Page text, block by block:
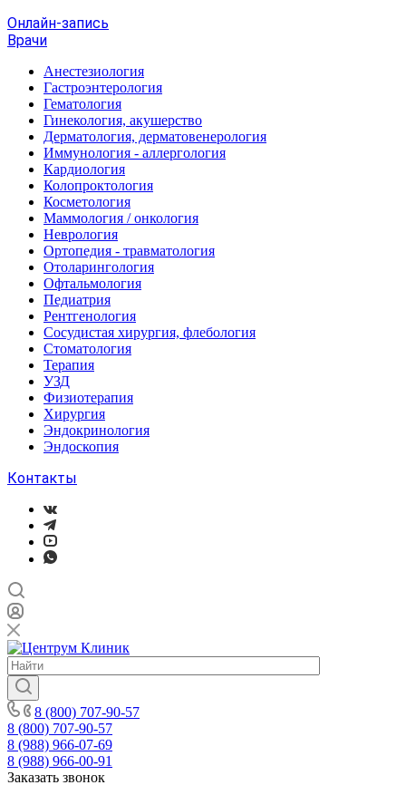
Онлайн-запись
Врачи
Анестезиология
Гастроэнтерология
Гематология
Гинекология, акушерство
Дерматология, дерматовенерология
Иммунология - аллергология
Кардиология
Колопроктология
Косметология
Маммология / онкология
Неврология
Ортопедия - травматология
Отоларингология
Офтальмология
Педиатрия
Рентгенология
Сосудистая хирургия, флебология
Стоматология
Терапия
УЗД
Физиотерапия
Хирургия
Эндокринология
Эндоскопия
Контакты
8 (800) 707-90-57
8 (800) 707-90-57
8 (988) 966-07-69
8 (988) 966-00-91
Заказать звонок